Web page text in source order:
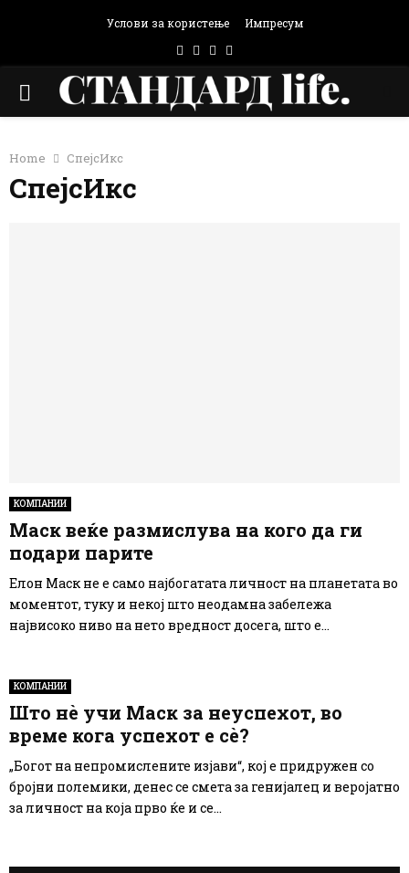
Услови за користење Импресум
Facebook
Instagram
Email
PRIMARY
Home СпејсИкс
СпејсИкс
КОМПАНИИ
Маск веќе размислува на кого да ги
подари парите
Елон Маск не е само најбогатата личност на планетата во
моментот, туку и некој што неодамна забележа
највисоко ниво на нето вредност досега, што е...
КОМПАНИИ
Што нè учи Маск за неуспехот, во
време кога успехот е сè?
„Богот на непромислените изјави“, кој е придружен со
бројни полемики, денес се смета за генијалец и веројатно
за личност на која прво ќе и се...